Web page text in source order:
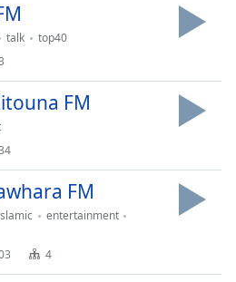
talk
top40
FM
FM
entertainment
4